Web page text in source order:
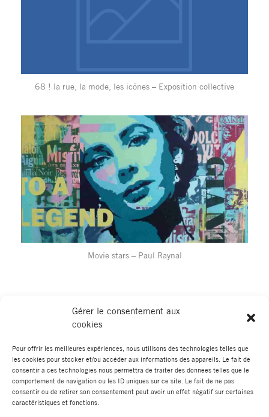
Gérer le consentement aux
cookies
Pour offrir les meilleures expériences, nous utilisons des technologies telles que
les cookies pour stocker et/ou accéder aux informations des appareils. Le fait de
consentir à ces technologies nous permettra de traiter des données telles que le
comportement de navigation ou les ID uniques sur ce site. Le fait de ne pas
consentir ou de retirer son consentement peut avoir un effet négatif sur certaines
caractéristiques et fonctions.
68 ! la rue, la mode, les icônes – Exposition collective
Movie stars – Paul Raynal
Élément de portfolio
précédent
Élément de portfolio suivant→